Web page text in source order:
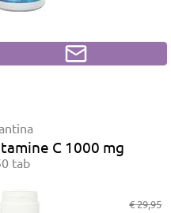
C 1000 mg
tab
€ 29,95